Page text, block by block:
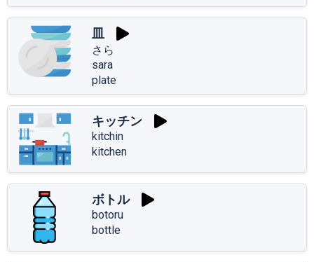
皿
さら
sara
plate
キッチン
kitchin
kitchen
ボトル
botoru
bottle